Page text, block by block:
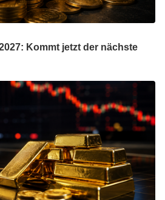
Kommt jetzt der nächste